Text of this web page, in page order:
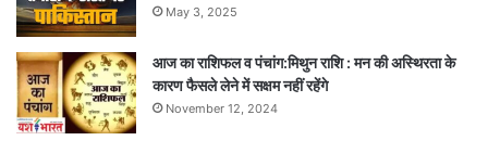
May 3, 2025
आज का राशिफल व पंचांग:मिथुन राशि : मन की अस्थिरता के
कारण फैसले लेने में सक्षम नहीं रहेंगे
November 12, 2024